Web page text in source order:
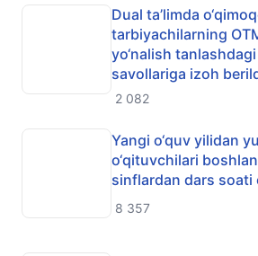
Dual ta’limda
tarbiyachilarning
yo‘nalish tanlashdagi
savollariga izoh
2 082
Yangi o‘quv yilidan
o‘qituvchilari
sinflardan dars soati
8 357